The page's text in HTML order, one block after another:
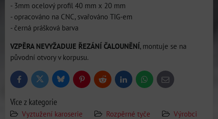
- 3mm ocelový profil 40 mm x 20 mm
- opracováno na CNC, svařováno TIG-em
- černá prášková barva
VZPĚRA NEVYŽADUJE ŘEZÁNÍ ČALOUNĚNÍ, montuje se na
původní otvory v korpusu.
FacebookTwitter BlueskyPinterestReddit LinkedInWhatsApp
E-
mail
Více z kategorie
Vyztužení karoserie Rozpěrné tyče
Výrobci